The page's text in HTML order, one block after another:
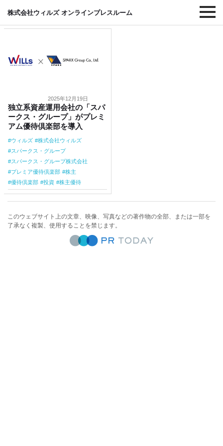
株式会社ウィルズ オンラインプレスルーム
#スパークス・グループ株式会社
2025年12月19日
独立系資産運用会社の「スパ
ークス・グループ」がプレミ
アム優待倶楽部を導入
ウィルズ
株式会社ウィルズ
スパークス・グループ
スパークス・グループ株式会社
プレミア優待倶楽部
株主
優待倶楽部
投資 株主優待
このウェブサイト上の文章、映像、写真などの著作物の全部、または一部を
了承なく複製、使用することを禁じます。